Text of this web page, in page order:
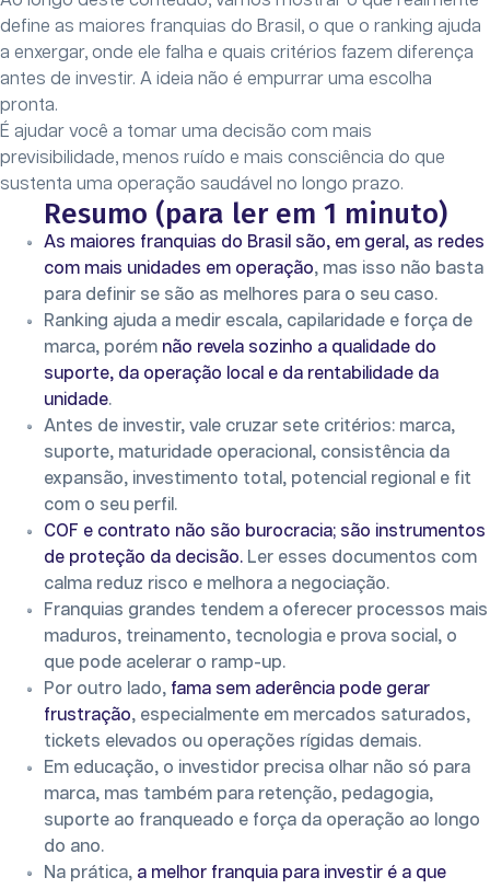
define as maiores franquias do Brasil, o que o ranking ajuda
a enxergar, onde ele falha e quais critérios fazem diferença
antes de investir. A ideia não é empurrar uma escolha
pronta.
É ajudar você a tomar uma decisão com mais
previsibilidade, menos ruído e mais consciência do que
sustenta uma operação saudável no longo prazo.
Resumo (para ler em 1 minuto)
As maiores franquias do Brasil são, em geral, as redes
com mais unidades em operação, mas isso não basta
para definir se são as melhores para o seu caso.
Ranking ajuda a medir escala, capilaridade e força de
marca, porém não revela sozinho a qualidade do
suporte, da operação local e da rentabilidade da
unidade.
Antes de investir, vale cruzar sete critérios: marca,
suporte, maturidade operacional, consistência da
expansão, investimento total, potencial regional e fit
com o seu perfil.
COF e contrato não são burocracia; são instrumentos
de proteção da decisão. Ler esses documentos com
calma reduz risco e melhora a negociação.
Franquias grandes tendem a oferecer processos mais
maduros, treinamento, tecnologia e prova social, o
que pode acelerar o ramp-up.
Por outro lado, fama sem aderência pode gerar
frustração, especialmente em mercados saturados,
tickets elevados ou operações rígidas demais.
Em educação, o investidor precisa olhar não só para
marca, mas também para retenção, pedagogia,
suporte ao franqueado e força da operação ao longo
do ano.
Na prática, a melhor franquia para investir é a que